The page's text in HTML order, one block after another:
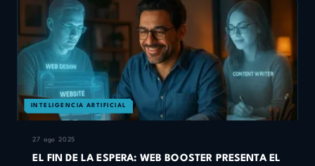
INTELIGENCIA ARTIFICIAL
27 ago 2025
EL FIN DE LA ESPERA: WEB BOOSTER PRESENTA EL